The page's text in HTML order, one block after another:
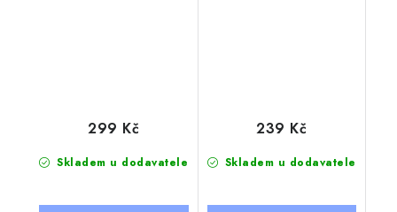
Skladem u dodavatele
299 Kč
Skladem u dodavatele
239 Kč